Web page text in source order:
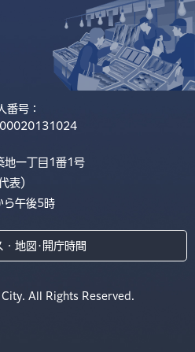
番号：
一丁目1番1号
表）
ら午後5時
・地図･開庁時間
All Rights Reserved.